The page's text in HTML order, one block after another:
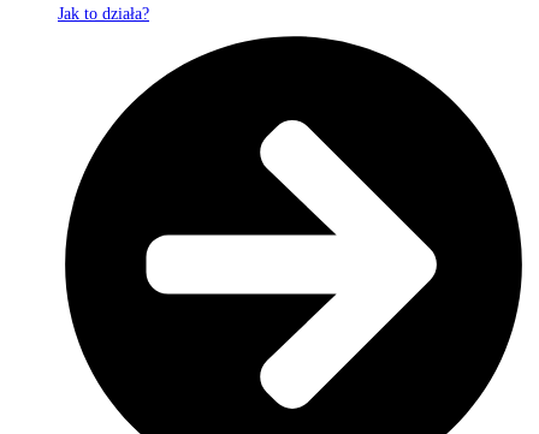
Jak to działa?